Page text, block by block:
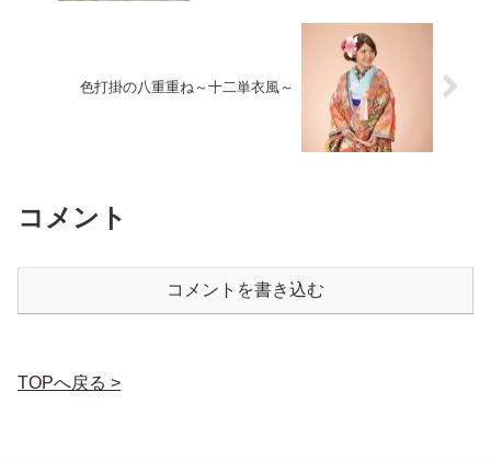
色打掛の八重重ね～十二単衣風～
コメント
コメントを書き込む
TOPへ戻る >